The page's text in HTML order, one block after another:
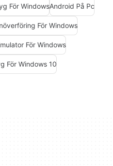
För WindowsAndroid På Pc
För Windows
För Windows
För Windows 10